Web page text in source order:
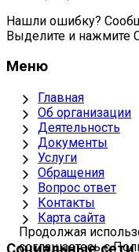
Нашли ошибку?
Выделите и нажмите
Меню
Главная
Об организации
Деятельность
Документы
Услуги
Обращения
Вопрос ответ
Контакты
Карта сайта
Продолжая
соглашаетесь с